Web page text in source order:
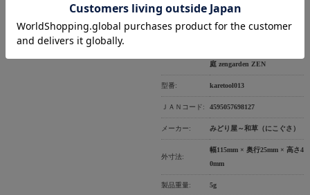
砂紋をえがいたり、ならしたり 枯山水箒
（ほうき） ミニサイズ 枯山水キットオプ
【枯山水こぼうき】 ミニサイ
庭 zengarden ZEN
型番: karetool013
ＪＡＮコード: 4595057698127
メーカー: みどり屋～和草（にこぐさ）
外寸法:
幅115mm × 奥行25mm × 高さ4
0mm
製品重量: 5g